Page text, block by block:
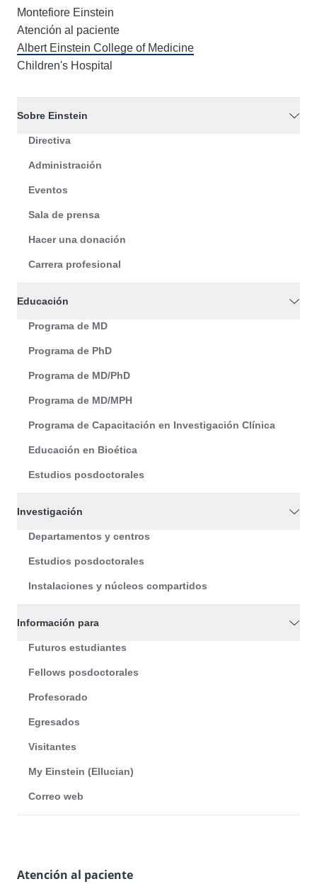
Montefiore Einstein
Atención al paciente
Albert Einstein College of Medicine
Children's Hospital
Sobre Einstein
Directiva
Administración
Eventos
Sala de prensa
Hacer una donación
Carrera profesional
Educación
Programa de MD
Programa de PhD
Programa de MD/PhD
Programa de MD/MPH
Programa de Capacitación en Investigación Clínica
Educación en Bioética
Estudios posdoctorales
Investigación
Departamentos y centros
Estudios posdoctorales
Instalaciones y núcleos compartidos
Información para
Futuros estudiantes
Fellows posdoctorales
Profesorado
Egresados
Visitantes
My Einstein (Ellucian)
Correo web
Atención al paciente